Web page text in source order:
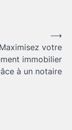
Maximisez votre
immobilier
à un notaire
⟶